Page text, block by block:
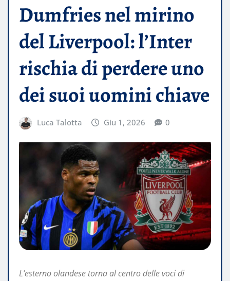
Dumfries nel mirino
del Liverpool: l’Inter
rischia di perdere uno
dei suoi uomini chiave
Luca Talotta Giu 1, 2026 0
L’esterno olandese torna al centro delle voci di